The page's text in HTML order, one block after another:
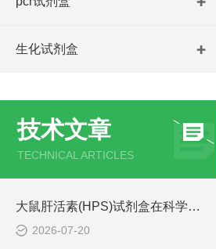
生化试剂盒
技术文章
TECHNICAL ARTICLES
大鼠肝活素(HPS)试剂盒在科学研究中扮演了何种角色？
2026-07-20